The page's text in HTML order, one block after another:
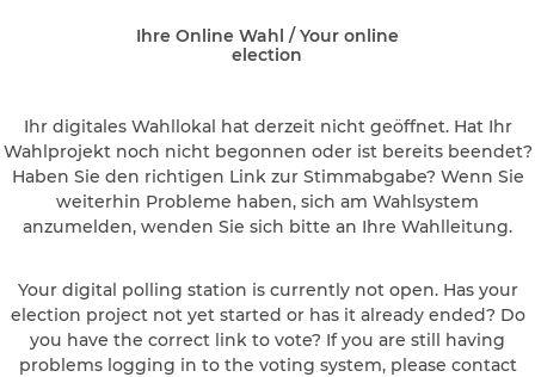
Ihre Online Wahl / Your online
election
Ihr digitales Wahllokal hat derzeit nicht geöffnet. Hat Ihr
Wahlprojekt noch nicht begonnen oder ist bereits beendet?
Haben Sie den richtigen Link zur Stimmabgabe? Wenn Sie
weiterhin Probleme haben, sich am Wahlsystem
anzumelden, wenden Sie sich bitte an Ihre Wahlleitung.
Your digital polling station is currently not open. Has your
election project not yet started or has it already ended? Do
you have the correct link to vote? If you are still having
problems logging in to the voting system, please contact